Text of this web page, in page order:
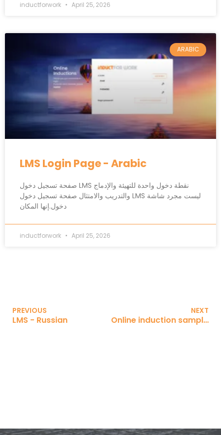
inductforwork April 25, 2026
ARABIC
LMS Login Page - Arabic
صفحة تسجيل دخول LMS نقطة دخول واحدة للتهيئة والإدماج
والتدريب والامتثال صفحة تسجيل دخول LMS ليست مجرد شاشة
دخول.إنها المكان
inductforwork April 25, 2026
PREVIOUS
LMS - Russian
NEXT
Online induction sample - Russian